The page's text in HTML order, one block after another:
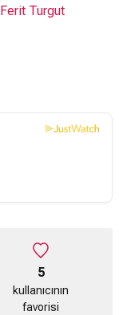
Ferit Turgut
5
kullanıcının
favorisi